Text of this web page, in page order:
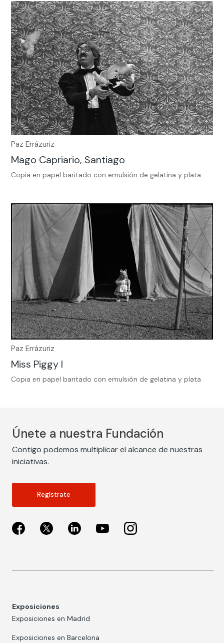
Paz Errázuriz
Mago Capriario, Santiago
Copia en papel baritado con emulsión de gelatina y plata
Paz Errázuriz
Miss Piggy I
Copia en papel baritado con emulsión de gelatina y plata
Únete a nuestra Fundación
Contigo podemos multiplicar el alcance de nuestras
iniciativas.
Regístrate
Exposiciones
Exposiciones en Madrid
Exposiciones en Barcelona